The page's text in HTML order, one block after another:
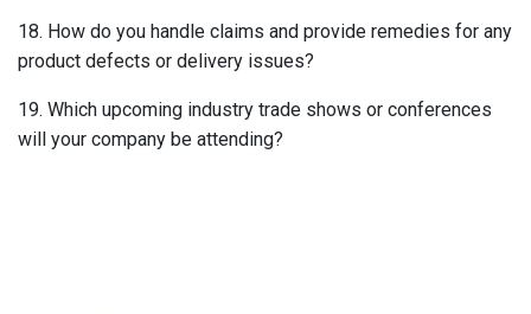
18. How do you handle claims and provide remedies for any
product defects or delivery issues?
19. Which upcoming industry trade shows or conferences
will your company be attending?